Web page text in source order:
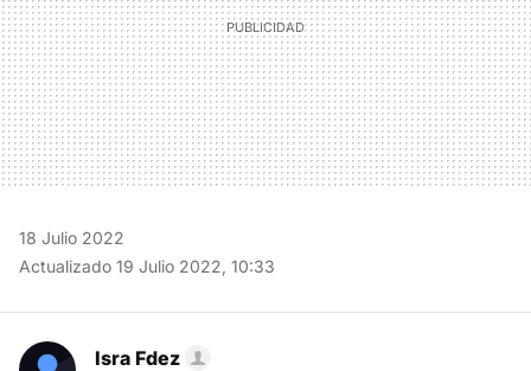
18 Julio 2022
Actualizado 19 Julio 2022, 10:33
Isra Fdez